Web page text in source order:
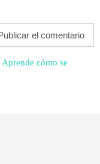
Aprende cómo se